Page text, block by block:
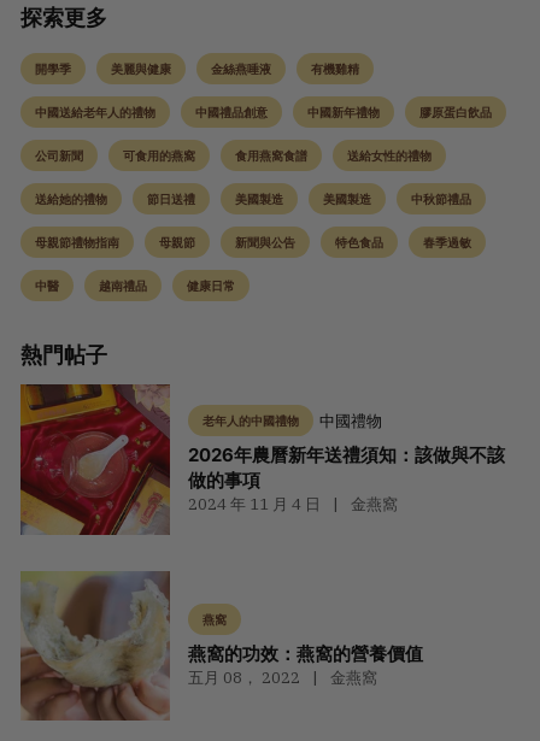
探索更多
開學季 美麗與健康 金絲燕唾液 有機雞精
中國送給老年人的禮物 中國禮品創意 中國新年禮物 膠原蛋白飲品
公司新聞 可食用的燕窩 食用燕窩食譜 送給女性的禮物
送給她的禮物 節日送禮 美國製造 美國製造 中秋節禮品
母親節禮物指南 母親節 新聞與公告 特色食品 春季過敏
中醫 越南禮品 健康日常
熱門帖子
老年人的中國禮物 中國禮物
2026年農曆新年送禮須知：該做與不該
做的事項
2024 年 11 月 4 日 金燕窩
燕窩
燕窩的功效：燕窩的營養價值
五月 08， 2022 金燕窩